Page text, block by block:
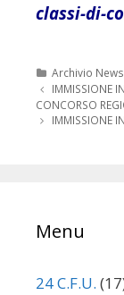
classi-di-
Categorie
Archivio News
Navigazione
articolo
IMMISSIONE
CONCORSO
IMMISSIONE
Menu
24 C.F.U.